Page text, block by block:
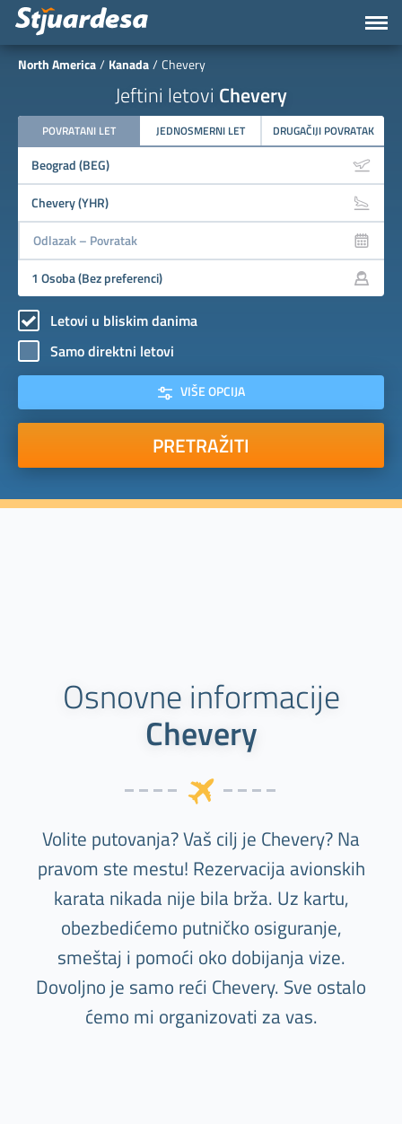
North America Kanada Chevery
Jeftini letovi Chevery
POVRATANI LET JEDNOSMERNI LET DRUGAČIJI POVRATAK
Letovi u bliskim danima
Samo direktni letovi
VIŠE OPCIJA
PRETRAŽITI
Osnovne informacije
Chevery
Volite putovanja? Vaš cilj je Chevery? Na
pravom ste mestu! Rezervacija avionskih
karata nikada nije bila brža. Uz kartu,
obezbedićemo putničko osiguranje,
smeštaj i pomoći oko dobijanja vize.
Dovoljno je samo reći Chevery. Sve ostalo
ćemo mi organizovati za vas.